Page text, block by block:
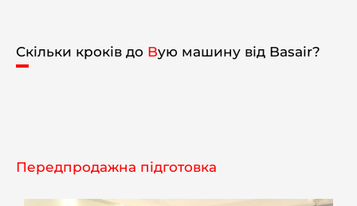
Скільки кроків до Bую машину від Basair?
Передпродажна підготовка